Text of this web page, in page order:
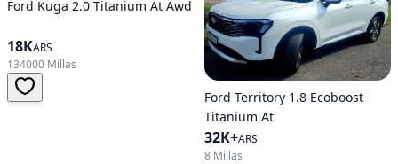
Ford Kuga 2.0 Titanium At Awd
18KARS
134000 Millas
Ford Territory 1.8 Ecoboost
Titanium At
32K+ARS
8 Millas